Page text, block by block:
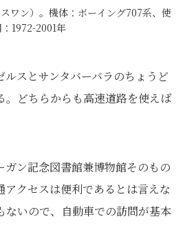
ワン）。機体：ボーイング707系、使
：1972-2001年
ルスとサンタバーバラのちょうど
。どちらからも高速道路を使えば
ガン記念図書館兼博物館そのもの
アクセスは便利であるとは言えな
ないので、自動車での訪問が基本